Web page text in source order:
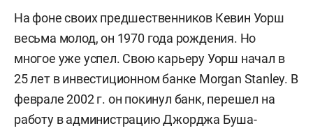
На фоне своих предшественников Кевин Уорш
весьма молод, он 1970 года рождения. Но
многое уже успел. Свою карьеру Уорш начал в
25 лет в инвестиционном банке Morgan Stanley. В
феврале 2002 г. он покинул банк, перешел на
работу в администрацию Джорджа Буша-